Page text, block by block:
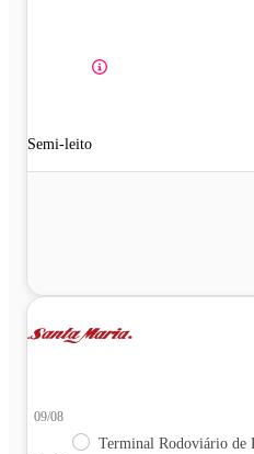
Semi-leito
09/08
Terminal Rodoviário de